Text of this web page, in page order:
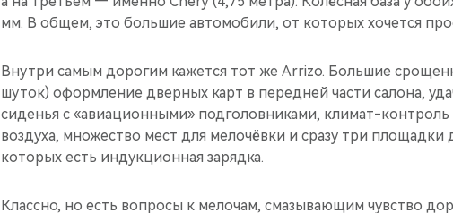
мм. В общем, это большие автомобили, от которых хочется
Внутри самым дорогим кажется тот же Arrizo. Большие
шуток) оформление дверных карт в передней части салона,
сиденья с «авиационными» подголовниками, климат-
воздуха, множество мест для мелочёвки и сразу три
которых есть индукционная зарядка.
Классно, но есть вопросы к мелочам, смазывающим чувство